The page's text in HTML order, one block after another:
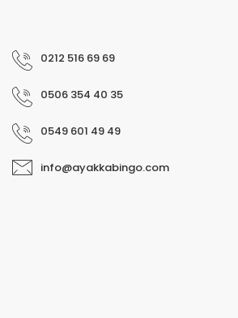
0212 516 69 69
0506 354 40 35
0549 601 49 49
info@ayakkabingo.com